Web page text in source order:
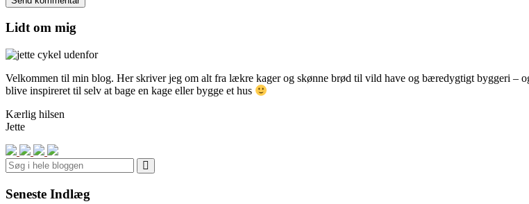
Lidt om mig
Velkommen til min blog. Her skriver jeg om alt fra lækre kager og skønne brød til vild have og bæredygtigt byggeri –
blive inspireret til selv at bage en kage eller bygge et hus
Kærlig hilsen
Jette
Seneste Indlæg